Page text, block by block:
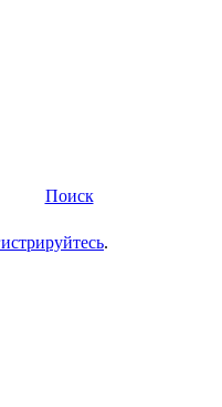
Поиск
.